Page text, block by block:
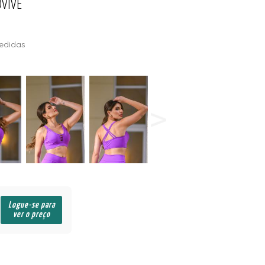
Logue-se para
ver o preço